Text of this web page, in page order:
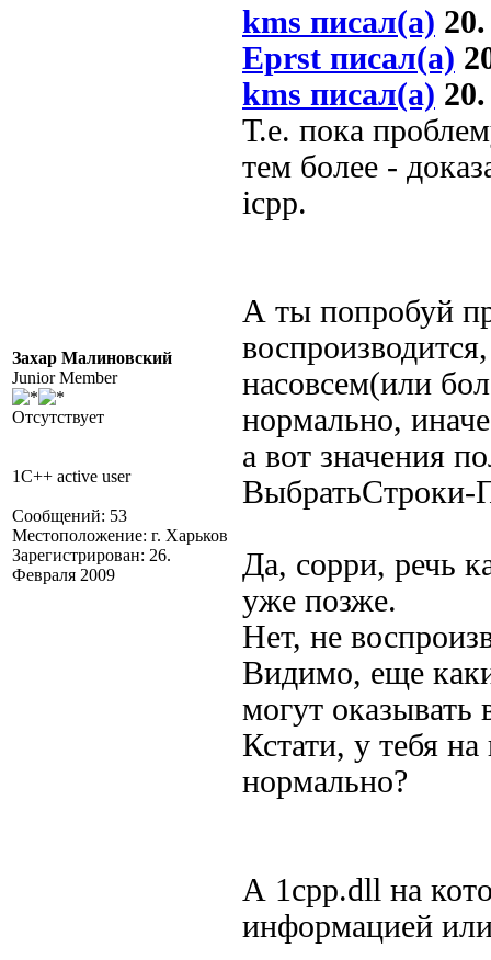
Захар Малиновский
Junior Member
Отсутствует
1C++ active user
Сообщений: 53
Местоположение: г. Харьков
Зарегистрирован: 26.
Февраля 2009
kms писал(а)
Eprst писал(а)
kms писал(а)
Т.е. пока
тем более -
icpp.
А ты попробуй
насовсем(или
нормально,
а вот значения
ВыбратьСтроки-
Да, сорри, речь
уже позже.
Нет, не
Видимо, еще
могут оказывать
Кстати, у тебя
нормально?
А 1сpp.dll на
информацией